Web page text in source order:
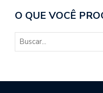
O QUE VOCÊ